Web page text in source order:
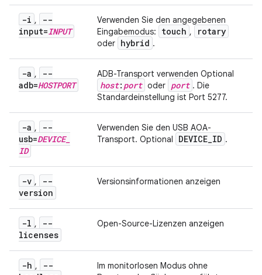
-i ,
--
input=INPUT
Verwenden Sie den angegebenen
Eingabemodus:
touch , rotary
oder hybrid .
-a ,
--
adb=HOSTPORT
ADB-Transport verwenden Optional
host: port oder port . Die
Standardeinstellung ist Port 5277.
-a ,
--
usb=DEVICE_
ID
Verwenden Sie den USB AOA-
Transport. Optional
DEVICE_ID .
-v ,
--
version
Versionsinformationen anzeigen
-l ,
--
licenses
Open-Source-Lizenzen anzeigen
-h ,
--
Im monitorlosen Modus ohne